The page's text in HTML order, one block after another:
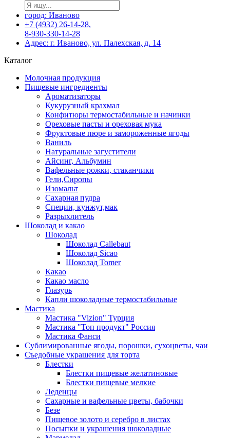
город: Иваново
+7 (4932) 26-14-28,
8-930-330-14-28
Адрес: г. Иваново, ул. Палехская, д. 14
Каталог
Молочная продукция
Пищевые ингредиенты
Ароматизаторы
Кукурузный крахмал
Конфитюры термостабильные и начинки
Ореховые пасты и ореховая мука
Фруктовые пюре и замороженные ягоды
Ваниль
Натуральные загустители
Айсинг, Альбумин
Вафельные рожки, стаканчики
Гели,Сиропы
Изомальт
Сахарная пудра
Специи, кунжут,мак
Разрыхлитель
Шоколад и какао
Шоколад
Шоколад Callebaut
Шоколад Sicao
Шоколад Tomer
Какао
Какао масло
Глазурь
Капли шоколадные термостабильные
Мастика
Мастика "Vizion" Турция
Мастика "Топ продукт" Россия
Мастика Фанси
Сублимированные ягоды, порошки, сухоцветы, чаи
Съедобные украшения для торта
Блестки
Блестки пищевые желатиновые
Блестки пищевые мелкие
Леденцы
Сахарные и вафельные цветы, бабочки
Безе
Пищевое золото и серебро в листах
Посыпки и украшения шоколадные